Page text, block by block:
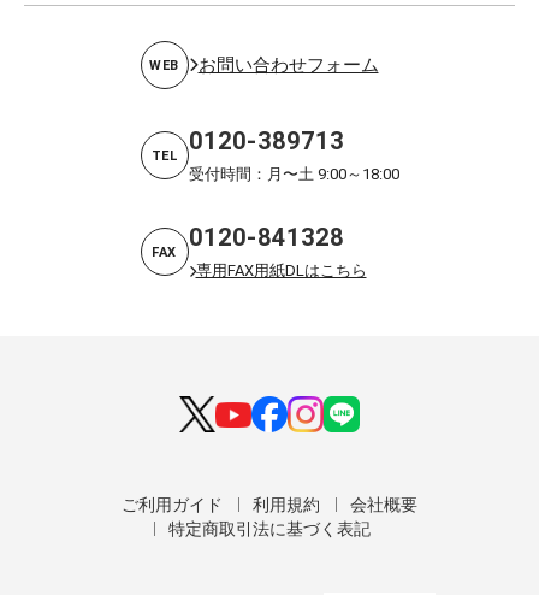
WEB お問い合わせフォーム
TEL 0120-389713
受付時間：月〜土 9:00～18:00
FAX 0120-841328
専用FAX用紙DLはこちら
ご利用ガイド 利用規約
会社概要
特定商取引法に基づく表記